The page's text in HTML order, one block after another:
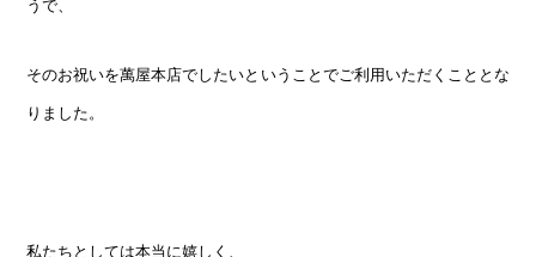
うで、
そのお祝いを萬屋本店でしたいということでご利用いただくこととな
りました。
私たちとしては本当に嬉しく、